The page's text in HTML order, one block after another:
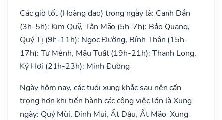
Các giờ tốt (Hoàng đạo) trong ngày là: Canh Dần
(3h-5h): Kim Quỹ, Tân Mão (5h-7h): Bảo Quang,
Quý Tị (9h-11h): Ngọc Đường, Bính Thân (15h-
17h): Tư Mệnh, Mậu Tuất (19h-21h): Thanh Long,
Kỷ Hợi (21h-23h): Minh Đường
Ngày hôm nay, các tuổi xung khắc sau nên cẩn
trọng hơn khi tiến hành các công việc lớn là Xung
ngày: Quý Mùi, Đinh Mùi, Ất Dậu, Ất Mão, Xung